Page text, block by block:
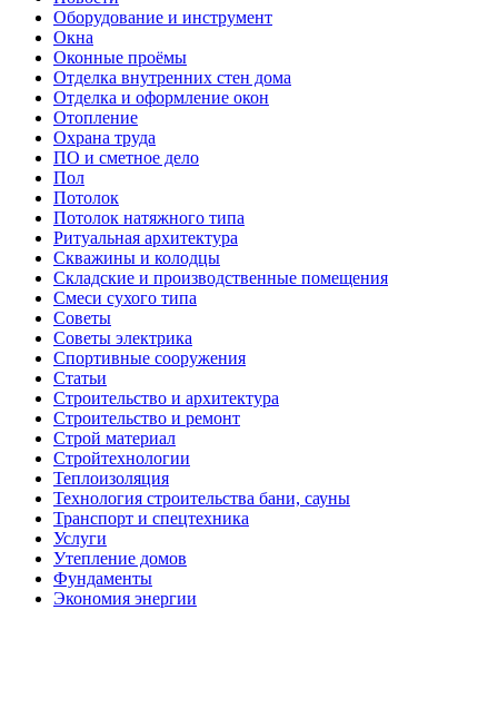
Оборудование и инструмент
Окна
Оконные проёмы
Отделка внутренних стен дома
Отделка и оформление окон
Отопление
Охрана труда
ПО и сметное дело
Пол
Потолок
Потолок натяжного типа
Ритуальная архитектура
Скважины и колодцы
Складские и производственные помещения
Смеси сухого типа
Советы
Советы электрика
Спортивные сооружения
Статьи
Строительство и архитектура
Строительство и ремонт
Строй материал
Стройтехнологии
Теплоизоляция
Технология строительства бани, сауны
Транспорт и спецтехника
Услуги
Утепление домов
Фундаменты
Экономия энергии